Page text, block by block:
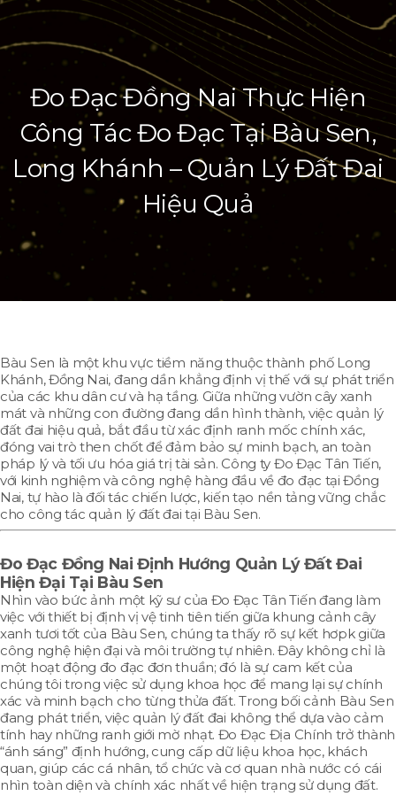
Đo Đạc Đồng Nai Thực Hiện
Công Tác Đo Đạc Tại Bàu Sen,
Long Khánh – Quản Lý Đất Đai
Hiệu Quả
Bàu Sen là một khu vực tiềm năng thuộc thành phố Long
Khánh, Đồng Nai, đang dần khẳng định vị thế với sự phát triển
của các khu dân cư và hạ tầng. Giữa những vườn cây xanh
mát và những con đường đang dần hình thành, việc quản lý
đất đai hiệu quả, bắt đầu từ xác định ranh mốc chính xác,
đóng vai trò then chốt để đảm bảo sự minh bạch, an toàn
pháp lý và tối ưu hóa giá trị tài sản. Công ty Đo Đạc Tân Tiến,
với kinh nghiệm và công nghệ hàng đầu về đo đạc tại Đồng
Nai, tự hào là đối tác chiến lược, kiến tạo nền tảng vững chắc
cho công tác quản lý đất đai tại Bàu Sen.
Đo Đạc Đồng Nai Định Hướng Quản Lý Đất Đai
Hiện Đại Tại Bàu Sen
Nhìn vào bức ảnh một kỹ sư của Đo Đạc Tân Tiến đang làm
việc với thiết bị định vị vệ tinh tiên tiến giữa khung cảnh cây
xanh tươi tốt của Bàu Sen, chúng ta thấy rõ sự kết hơpk giữa
công nghệ hiện đại và môi trường tự nhiên. Đây không chỉ là
một hoạt động đo đạc đơn thuần; đó là sự cam kết của
chúng tôi trong việc sử dụng khoa học để mang lại sự chính
xác và minh bạch cho từng thửa đất. Trong bối cảnh Bàu Sen
đang phát triển, việc quản lý đất đai không thể dựa vào cảm
tính hay những ranh giới mờ nhạt. Đo Đạc Địa Chính trở thành
“ánh sáng” định hướng, cung cấp dữ liệu khoa học, khách
quan, giúp các cá nhân, tổ chức và cơ quan nhà nước có cái
nhìn toàn diện và chính xác nhất về hiện trạng sử dụng đất.